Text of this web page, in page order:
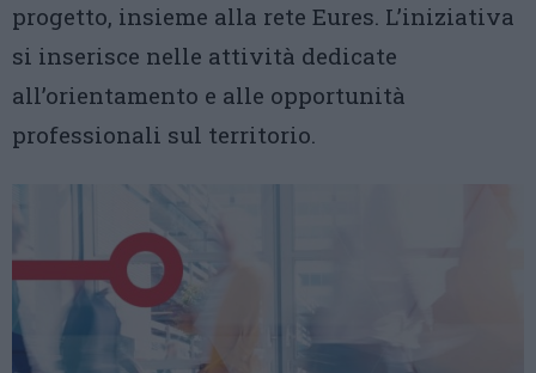
progetto, insieme alla rete Eures. L’iniziativa
si inserisce nelle attività dedicate
all’orientamento e alle opportunità
professionali sul territorio.